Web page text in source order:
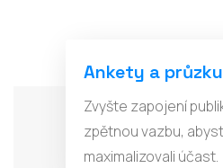
Ankety a
Zvyšte zapojení
zpětnou vazbu,
maximalizovali účast.